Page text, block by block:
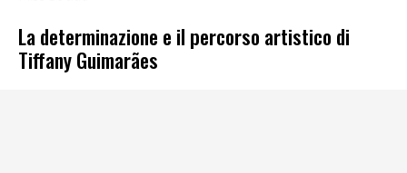
La determinazione e il percorso artistico di
Tiffany Guimarães